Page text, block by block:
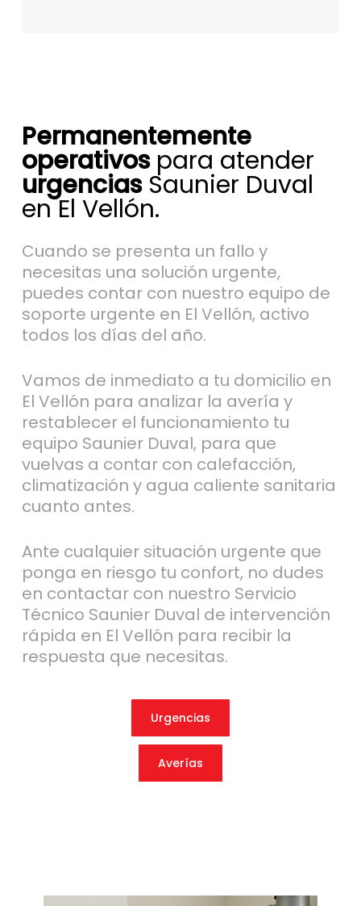
Permanentemente
operativospara atender
urgenciasSaunier Duval
en El Vellón.
Cuando se presenta un fallo y
necesitas una solución urgente,
puedes contar con nuestro equipo de
soporte urgente en El Vellón, activo
todos los días del año.
Vamos de inmediato a tu domicilio en
El Vellón para analizar la avería y
restablecer el funcionamiento tu
equipo Saunier Duval, para que
vuelvas a contar con calefacción,
climatización y agua caliente sanitaria
cuanto antes.
Ante cualquier situación urgente que
ponga en riesgo tu confort, no dudes
en contactar con nuestro Servicio
Técnico Saunier Duval de intervención
rápida en El Vellón para recibir la
respuesta que necesitas.
Urgencias
Averías